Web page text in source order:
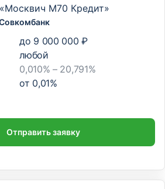
М70 Кредит»
до 9 000 000 ₽
любой
0,010% – 20,791%
от 0,01%
Отправить заявку